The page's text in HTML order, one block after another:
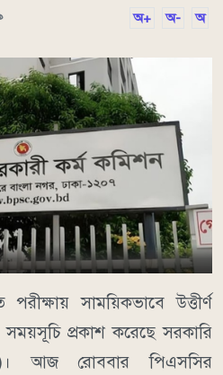
অ+ অ- অ
সাময়িকভাবে উত্তীর্ণ
সময়সূচি প্রকাশ করেছে সরকারি
আজ রোববার পিএসসির